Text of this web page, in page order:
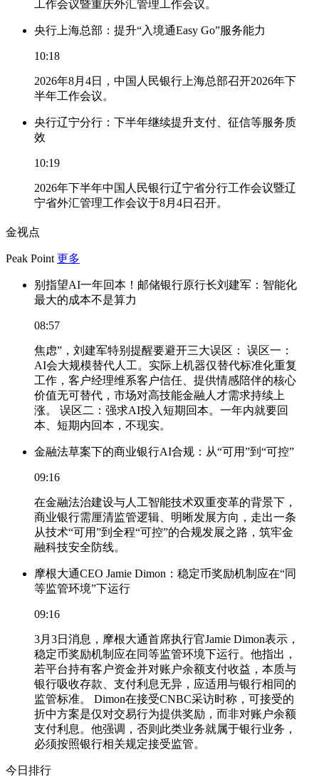
工作会议暨重庆外汇管理工作会议。
央行上海总部：提升“入境通Easy Go”服务能力
10:18
2026年8月4日，中国人民银行上海总部召开2026年下
半年工作会议。
央行辽宁分行：下半年继续提升支付、征信等服务质
效
10:19
2026年下半年中国人民银行辽宁省分行工作会议暨辽
宁省外汇管理工作会议于8月4日召开。
金视点
Peak Point 更多
别指望AI一年回本！邮储银行原行长刘建军：智能化
最大的成本不是算力
08:57
焦虑”，刘建军特别提醒要避开三大误区： 误区一：
AI会大规模替代人工。实际上机器仅替代标准化重复
工作，客户经理维系客户信任、提供情感陪伴的核心
价值无可替代，市场对高技能金融人才需求持续上
涨。 误区二：强求AI投入短期回本。一年内就要回
本、短期内回本，不现实。
金融法草案下的商业银行AI合规：从“可用”到“可控”
09:16
在金融法治建设与人工智能技术双重变革的背景下，
商业银行需厘清监管逻辑、明晰发展方向，走出一条
从技术“可用”到全程“可控”的合规发展之路，筑牢金
融科技安全防线。
摩根大通CEO Jamie Dimon：稳定币奖励机制应在“同
等监管环境”下运行
09:16
3月3日消息，摩根大通首席执行官Jamie Dimon表示，
稳定币奖励机制应在同等监管环境下运行。他指出，
若平台持有客户资金并对账户余额支付收益，本质与
银行吸收存款、支付利息无异，应适用与银行相同的
监管标准。 Dimon在接受CNBC采访时称，可接受的
折中方案是仅对交易行为提供奖励，而非对账户余额
支付利息。他强调，否则此类业务就属于银行业务，
必须按照银行相关规定接受监管。
今日排行